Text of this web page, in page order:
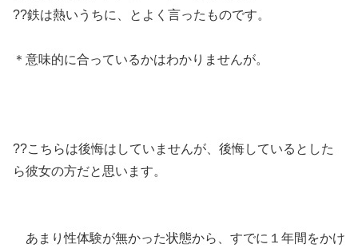
??鉄は熱いうちに、とよく言ったものです。
＊意味的に合っているかはわかりませんが。
??こちらは後悔はしていませんが、後悔しているとした
ら彼女の方だと思います。
あまり性体験が無かった状態から、すでに１年間をかけ